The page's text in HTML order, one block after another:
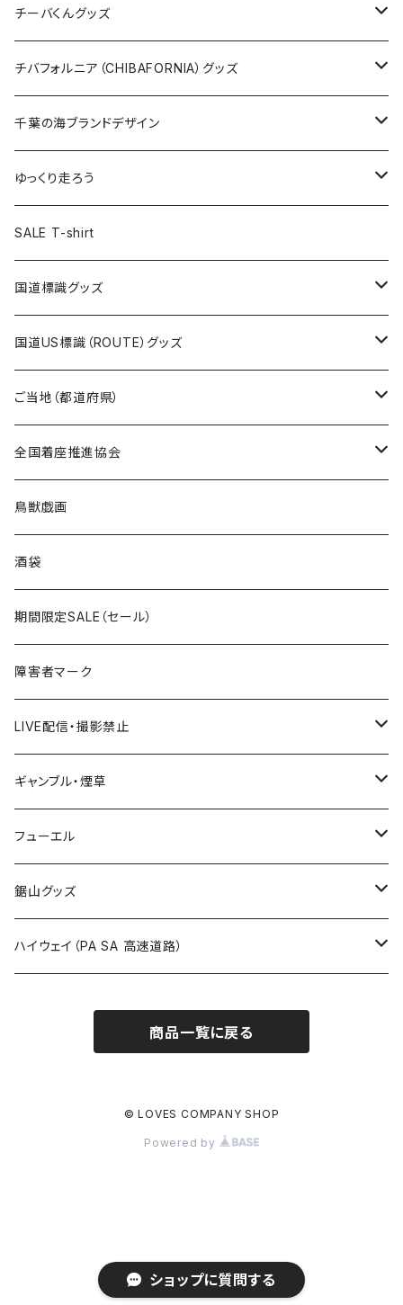
ショップに質問する
クリアファイル
Tシャツ
キャップ
トートバッグ
ランチバッグ
エコバッグ
ステッカー
缶バッジ
キーホルダー
クリアファイル
バッグ
ステッカー
缶バッジ
キーホルダー
クリアファイル
ステッカー
ステッカー大
缶バッジ
缶バッジ32mm
缶バッジ54mm
エコバッグ
JAGUARさんコラボグッズ
Tシャツ
ステッカー
サコッシュ
ホテルキーホルダー
モーテルキーホルダー
トートバッグ
Tシャツ
ステッカー
缶バッジ
クリアファイル
マスク
エコバッグ
千葉ロッテマリーンズコラボ
チーバくんグッズ
Tシャツ
キャップ
エコバッグ
ステッカー
モーテルキーホルダー
ホテルキーホルダー
トートバッグ
チバフォルニア（CHIBAFORNIA）グッズ
Tシャツ
キャップ
ステッカー
ホテルキーホルダー
千葉の海ブランドデザイン
Tシャツ
キャップ
ステッカー
ゆっくり走ろう
Tシャツ
ステッカー
ホテルキーホルダー
SALE T-shirt
国道標識グッズ
ステッカー
国道0～99号線
国道100～199号線
国道600～699号線
国道700～799号線
Tシャツ
キャップ
国道US標識（ROUTE）グッズ
ステッカー
ROUTE 0～99号線
ROUTE100～199号線
ROUTE600～699号線
ROUTE700～799号線
Tシャツ
ROUTE 0～99号線
ROUTE 100～199号線
ROUTE 600～699号線
ROUTE 700～799号線
キャップ
ROUTE 0～99号線
ROUTE 100～199号線
ROUTE 600～699号線
ROUTE 700～799号線
ご当地（都道府県）
北海道
青森県
岩手県
宮城県
秋田県
Tシャツ
ステッカー
山形県
福島県
茨城県
栃木県
群馬県
ホテルキーホルダー
全国着座推進協会
ステッカー
鳥獣戯画
酒袋
期間限定SALE（セール）
障害者マーク
LIVE配信・撮影禁止
LIVE配信禁止
撮影禁止
ギャンブル・煙草
ホテルキーホルダー
たばこ・禁煙ステッカー
フューエル
ステッカー
鋸山グッズ
Tシャツ
ハイウェイ（PA SA 高速道路）
商品一覧に戻る
© LOVES COMPANY SHOP
Powered by